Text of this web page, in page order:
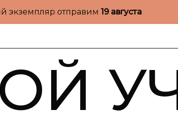
экземпляр отправим 19 августа